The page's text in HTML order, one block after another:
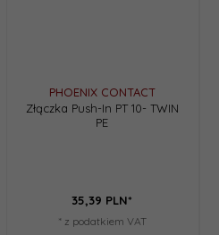
PHOENIX CONTACT
Złączka Push-In PT 10- TWIN
PE
35,39 PLN*
* z podatkiem VAT